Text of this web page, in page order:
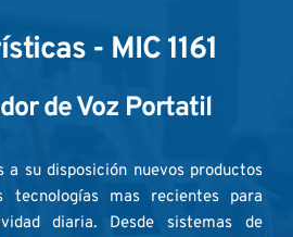
- MIC 1161
de Voz Portatil
a su disposición nuevos productos
tecnologías mas recientes para
diaria. Desde sistemas de